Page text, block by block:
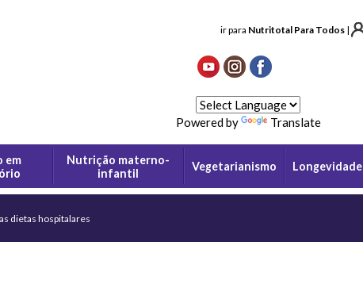
Powered by Translate
ir para Nutritotal Para Todos |
em
Nutrição materno-
infantil
Vegetarianismo Longevidade
dietas hospitalares